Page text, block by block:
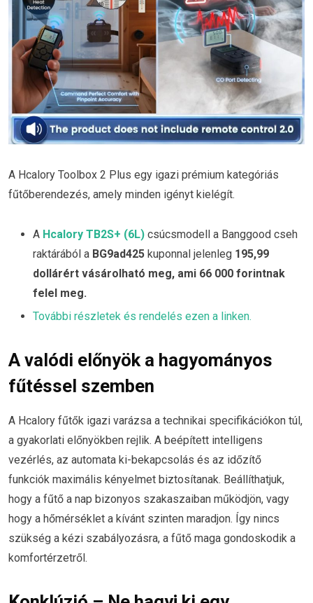
A Hcalory Toolbox 2 Plus egy igazi prémium kategóriás
fűtőberendezés, amely minden igényt kielégít.
A Hcalory TB2S+ (6L) csúcsmodell a Banggood cseh
raktárából a BG9ad425 kuponnal jelenleg 195,99
dollárért vásárolható meg, ami 66 000 forintnak
felel meg.
További részletek és rendelés ezen a linken.
A valódi előnyök a hagyományos
fűtéssel szemben
A Hcalory fűtők igazi varázsa a technikai specifikációkon túl,
a gyakorlati előnyökben rejlik. A beépített intelligens
vezérlés, az automata ki-bekapcsolás és az időzítő
funkciók maximális kényelmet biztosítanak. Beállíthatjuk,
hogy a fűtő a nap bizonyos szakaszaiban működjön, vagy
hogy a hőmérséklet a kívánt szinten maradjon. Így nincs
szükség a kézi szabályozásra, a fűtő maga gondoskodik a
komfortérzetről.